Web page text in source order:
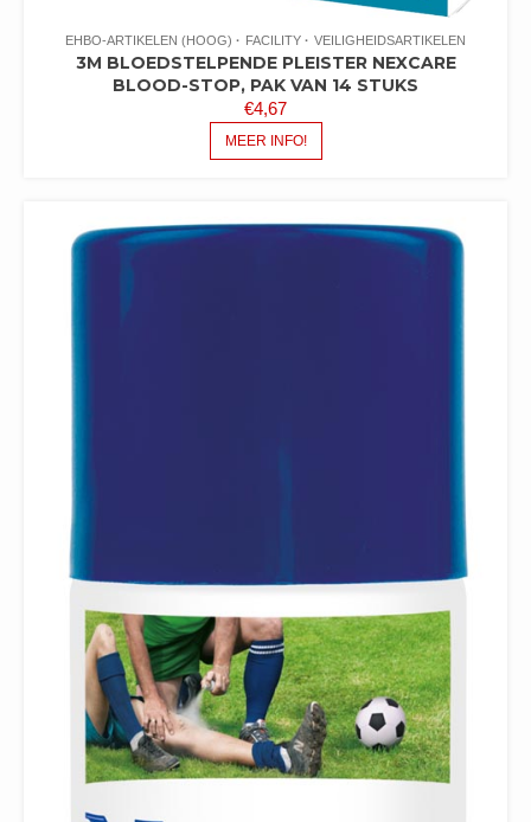
EHBO-ARTIKELEN (HOOG) FACILITY VEILIGHEIDSARTIKELEN
3M BLOEDSTELPENDE PLEISTER NEXCARE
BLOOD-STOP, PAK VAN 14 STUKS
€4,67
MEER INFO!